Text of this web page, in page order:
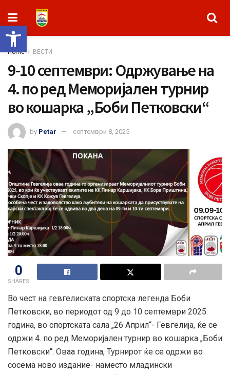
Open toolbar
Home ВЕСТИ
9-10 септември: Одржување на
4. по ред Меморијален турнир
во кошарка „Боби Петковски“
by Petar септември 8, 2025
0
SHARES
Во чест на гевгелиската спортска легенда Боби
Петковски, во периодот од 9 до 10 септември 2025
година, во спортската сала „26 Април“- Гевгелија, ќе се
одржи 4. по ред Меморијален турнир во кошарка „Боби
Петковски“. Оваа година, Турнирот ќе се одржи во
сосема ново издание- наместо младински